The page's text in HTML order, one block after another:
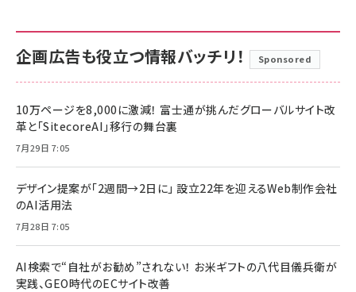
企画広告も役立つ情報バッチリ！ Sponsored
10万ページを8,000に激減！ 富士通が挑んだグローバルサイト改
革と「SitecoreAI」移行の舞台裏
7月29日 7:05
デザイン提案が「2週間→2日に」 設立22年を迎えるWeb制作会社
のAI活用法
7月28日 7:05
AI検索で“自社がお勧め”されない！ お米ギフトの八代目儀兵衛が
実践、GEO時代のECサイト改善